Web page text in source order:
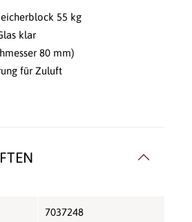
55 kg
klar
80 mm)
für Zuluft
7037248